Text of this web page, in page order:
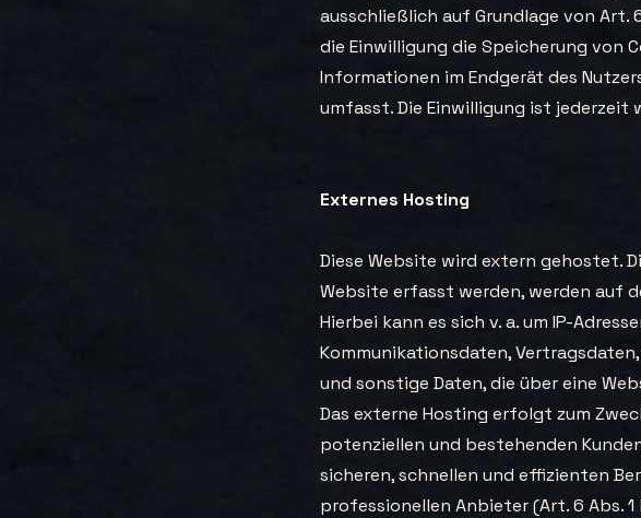
ausschließlich auf Grundlage von Art. 6
die Einwilligung die Speicherung von
Informationen im Endgerät des
umfasst. Die Einwilligung ist jederzeit
Externes Hosting
Diese Website wird extern gehostet.
Website erfasst werden, werden auf
Hierbei kann es sich v. a. um IP-
Kommunikationsdaten,
und sonstige Daten, die über eine
Das externe Hosting erfolgt zum
potenziellen und bestehenden
sicheren, schnellen und effizienten
professionellen Anbieter (Art. 6 Abs. 1